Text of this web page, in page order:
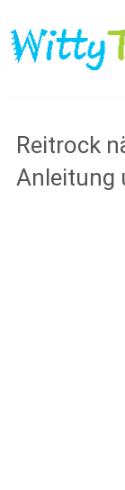
Reitrock
Anleitung